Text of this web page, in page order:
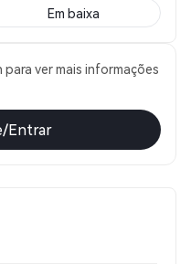
Em baixa
ver mais informações
Entrar